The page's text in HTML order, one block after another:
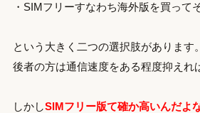
・SIMフリーすなわち海外版を買って
という大きく二つの選択肢があります。
後者の方は通信速度をある程度抑えれ
しかしSIMフリー版て確か高いんだよ